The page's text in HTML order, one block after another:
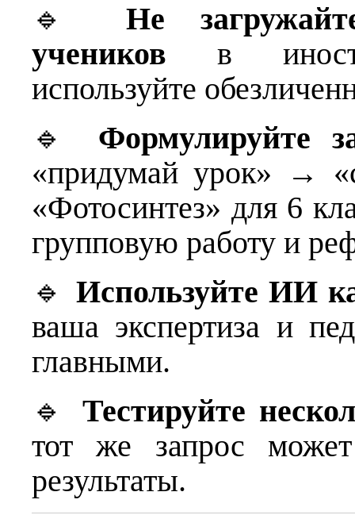
🔹Не
учеников в
используйте
🔹 Формулируйте
«придумай урок» →
«Фотосинтез» для 6
групповую работу и
🔹Используйте ИИ
ваша экспертиза и
главными.
🔹 Тестируйте
тот же запрос
результаты.